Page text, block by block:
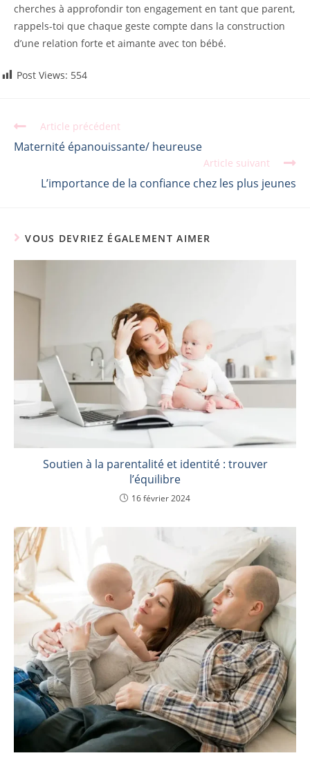
cherches à approfondir ton engagement en tant que parent,
rappels-toi que chaque geste compte dans la construction
d’une relation forte et aimante avec ton bébé.
Post Views: 554
Article précédent
Maternité épanouissante/ heureuse
Article suivant
L’importance de la confiance chez les plus jeunes
VOUS DEVRIEZ ÉGALEMENT AIMER
Soutien à la parentalité et identité : trouver
l’équilibre
16 février 2024